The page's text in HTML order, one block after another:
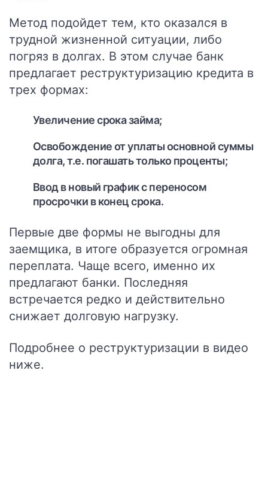
Метод подойдет тем, кто оказался в
трудной жизненной ситуации, либо
погряз в долгах. В этом случае банк
предлагает реструктуризацию кредита в
трех формах:
Увеличение срока займа;
Освобождение от уплаты основной суммы
долга, т.е. погашать только проценты;
Ввод в новый график с переносом
просрочки в конец срока.
Первые две формы не выгодны для
заемщика, в итоге образуется огромная
переплата. Чаще всего, именно их
предлагают банки. Последняя
встречается редко и действительно
снижает долговую нагрузку.
Подробнее о реструктуризации в видео
ниже.